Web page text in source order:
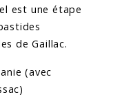
est une étape
de Gaillac.
(avec